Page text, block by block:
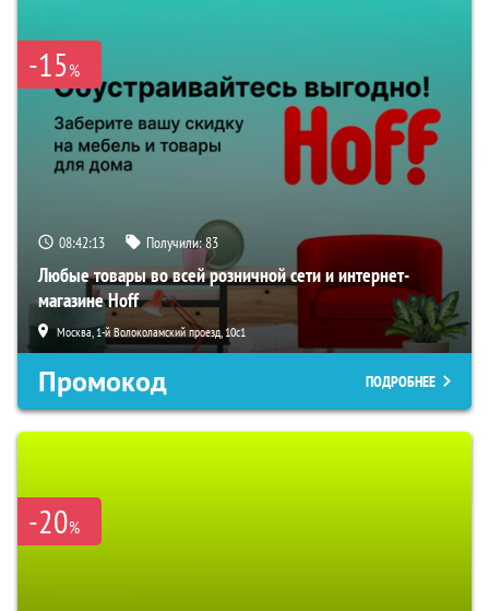
-15%
08:42:12 Получили:83
Любые товары во всей розничной сети и интернет-
магазине Hoff
Москва, 1-й Волоколамский проезд, 10с1
Промокод ПОДРОБНЕЕ
-20%